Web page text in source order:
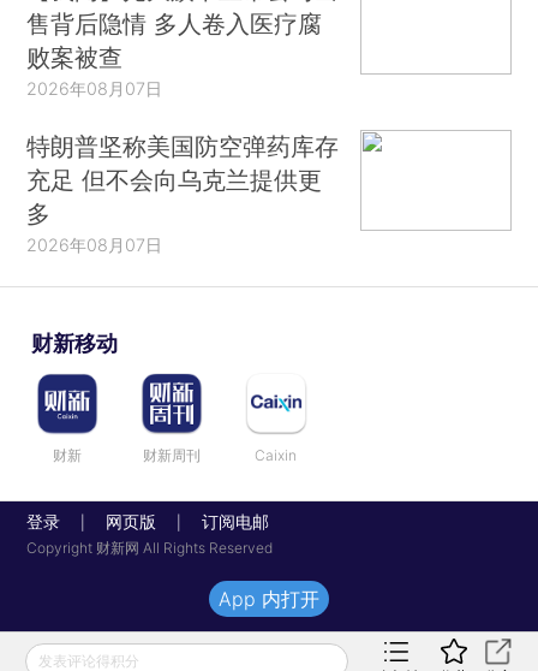
售背后隐情 多人卷入医疗腐
败案被查
2026年08月07日
特朗普坚称美国防空弹药库存
充足 但不会向乌克兰提供更
多
2026年08月07日
财新移动
财新 财新周刊 Caixin
登录 网页版 订阅电邮
Copyright 财新网 All Rights Reserved
发表评论得积分
App 内打开